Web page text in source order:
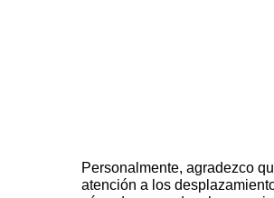
Personalmente, agradezco
atención a los